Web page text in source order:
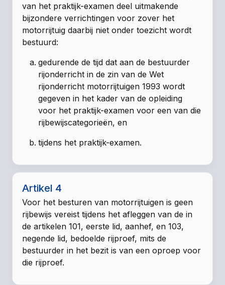
van het praktijk-examen deel uitmakende
bijzondere verrichtingen voor zover het
motorrijtuig daarbij niet onder toezicht wordt
bestuurd:
gedurende de tijd dat aan de bestuurder
rijonderricht in de zin van de Wet
rijonderricht motorrijtuigen 1993 wordt
gegeven in het kader van de opleiding
voor het praktijk-examen voor een van die
rijbewijscategorieën, en
tijdens het praktijk-examen.
Artikel 4
Voor het besturen van motorrijtuigen is geen
rijbewijs vereist tijdens het afleggen van de in
de artikelen101, eerste lid, aanhef, en103,
negende lid, bedoelde rijproef, mits de
bestuurder in het bezit is van een oproep voor
die rijproef.